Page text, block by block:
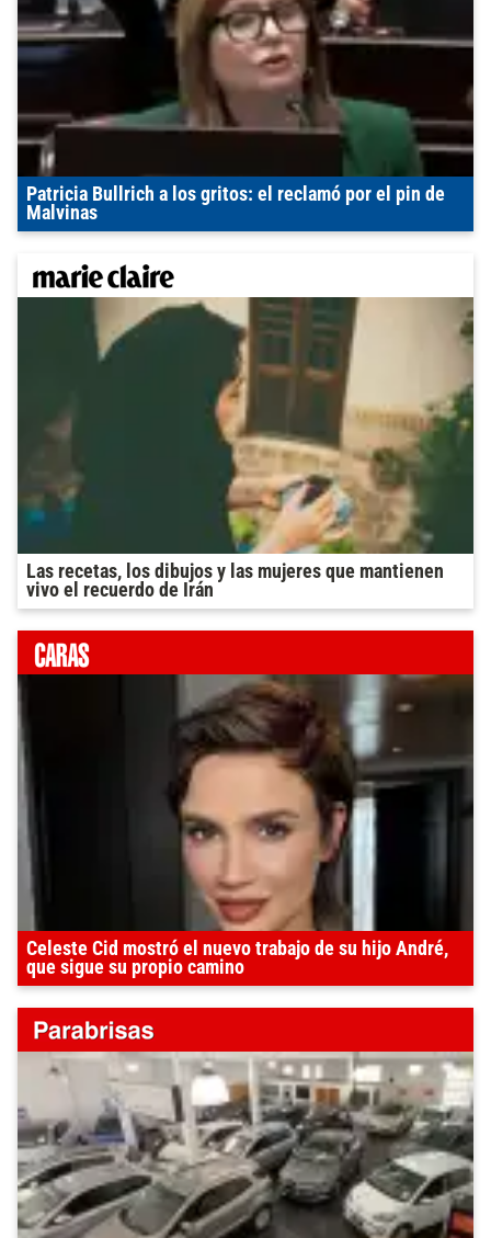
Patricia Bullrich a los gritos: el reclamó por el pin de
Malvinas
Las recetas, los dibujos y las mujeres que mantienen
vivo el recuerdo de Irán
Celeste Cid mostró el nuevo trabajo de su hijo André,
que sigue su propio camino